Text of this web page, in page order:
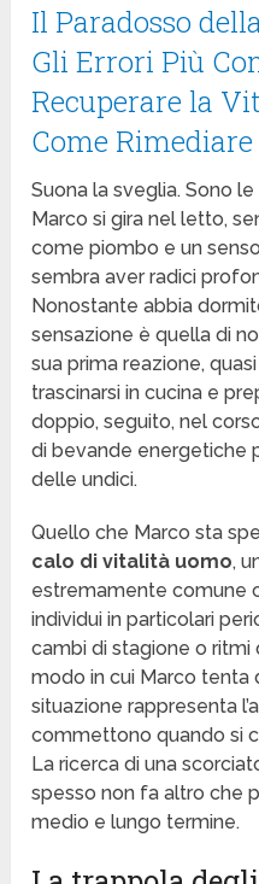
Il Paradosso
Gli Errori Più
Recuperare la
Come
Suona la sveglia. Sono
Marco si gira nel letto,
come piombo e un
sembra aver radici
Nonostante abbia
sensazione è quella di
sua prima reazione,
trascinarsi in cucina e
doppio, seguito, nel
di bevande energetiche
delle undici.
Quello che Marco sta
calo di vitalità uomo,
estremamente comune
individui in particolari
cambi di stagione o ritmi
modo in cui Marco tenta
situazione rappresenta
commettono quando si
La ricerca di una
spesso non fa altro che
medio e lungo termine.